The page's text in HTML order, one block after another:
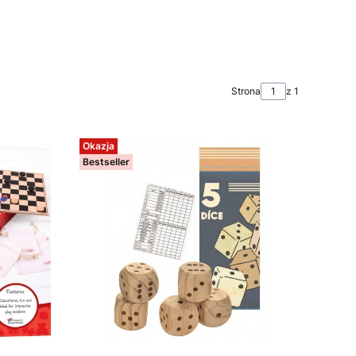
Strona z 1
Okazja
Bestseller